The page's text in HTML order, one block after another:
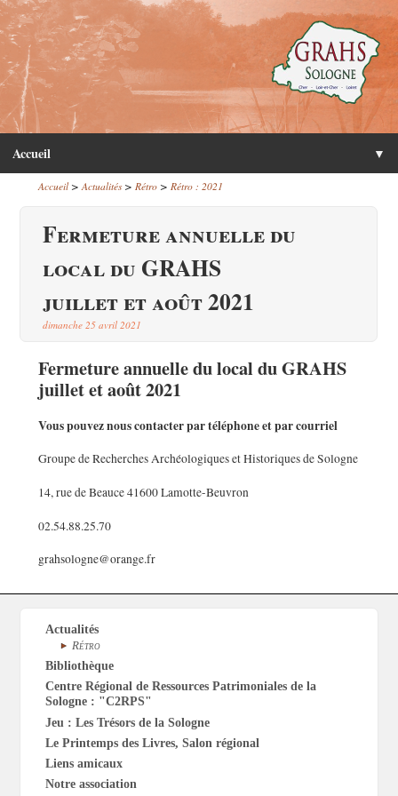
Accueil ▼
Accueil> Actualités> Rétro> Rétro : 2021
Fermeture annuelle du
local du GRAHS
juillet et août 2021
dimanche 25 avril 2021
Fermeture annuelle du local du GRAHS
juillet et août 2021
Vous pouvez nous contacter par téléphone et par courriel
Groupe de Recherches Archéologiques et Historiques de Sologne
14, rue de Beauce 41600 Lamotte-Beuvron
02.54.88.25.70
grahsologne@orange.fr
Actualités
Rétro
Bibliothèque
Centre Régional de Ressources Patrimoniales de la
Sologne : "C2RPS"
Jeu : Les Trésors de la Sologne
Le Printemps des Livres, Salon régional
Liens amicaux
Notre association